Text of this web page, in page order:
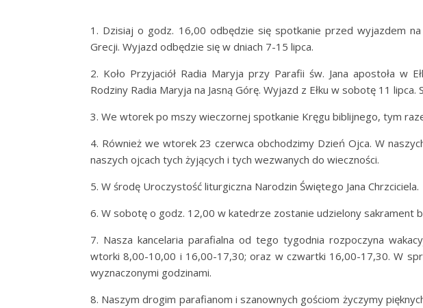
1. Dzisiaj o godz. 16,00 odbędzie się spotkanie przed wyjazdem na
Grecji. Wyjazd odbędzie się w dniach 7-15 lipca.
2. Koło Przyjaciół Radia Maryja przy Parafii św. Jana apostoła w
Rodziny Radia Maryja na Jasną Górę. Wyjazd z Ełku w sobotę 11 lipca.
3. We wtorek po mszy wieczornej spotkanie Kręgu biblijnego, tym
4. Również we wtorek 23 czerwca obchodzimy Dzień Ojca. W
naszych ojcach tych żyjących i tych wezwanych do wieczności.
5. W środę Uroczystość liturgiczna Narodzin Świętego Jana Chrzciciela.
6. W sobotę o godz. 12,00 w katedrze zostanie udzielony sakrament
7. Nasza kancelaria parafialna od tego tygodnia rozpoczyna
wtorki 8,00-10,00 i 16,00-17,30; oraz w czwartki 16,00-17,30. W
wyznaczonymi godzinami.
8. Naszym drogim parafianom i szanownych gościom życzymy